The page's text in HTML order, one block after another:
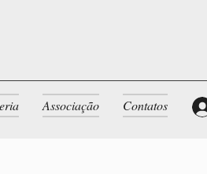
Associação Contatos